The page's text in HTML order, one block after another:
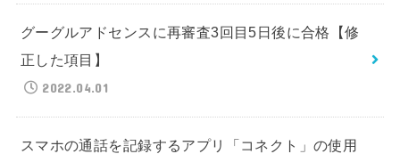
グーグルアドセンスに再審査3回目5日後に合格【修
正した項目】
2022.04.01
スマホの通話を記録するアプリ「コネクト」の使用